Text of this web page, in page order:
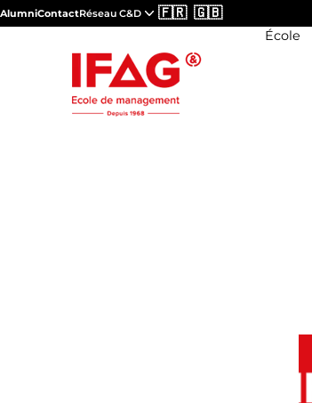
AlumniContactRéseau C&D 🇫🇷 🇬🇧
École